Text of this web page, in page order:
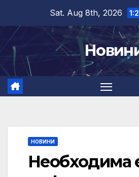
content
Sat. Aug 8th, 2026
НОВИНИ
Необходима